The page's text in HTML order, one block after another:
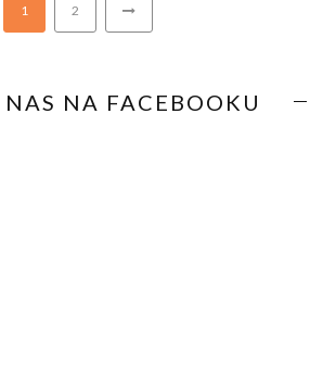
1 2
NA FACEBOOKU